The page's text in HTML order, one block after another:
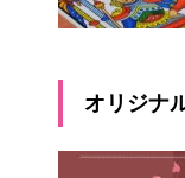
オリジナ